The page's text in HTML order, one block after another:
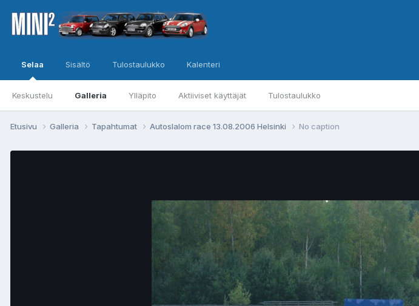
Selaa
Keskustelu Galleria Ylläpito Aktiiviset käyttäjät Tulostaulukko
Sisältö Tulostaulukko Kalenteri
Etusivu Galleria Tapahtumat Autoslalom race 13.08.2006 Helsinki No caption